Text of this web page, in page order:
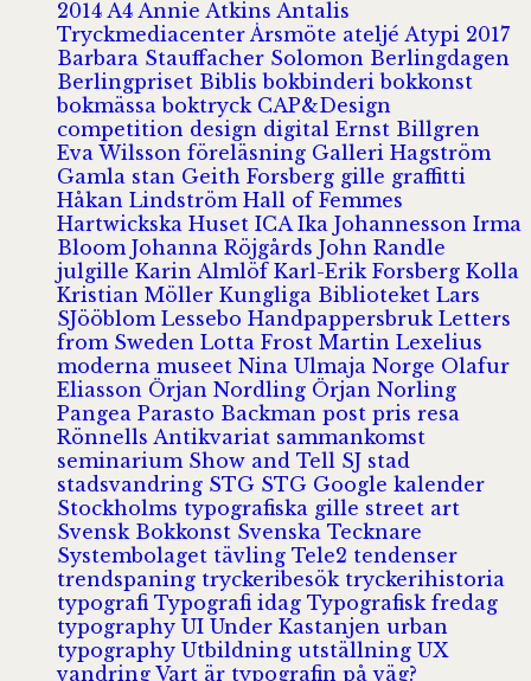
2014 A4 Annie Atkins Antalis
Tryckmediacenter Årsmöte ateljé Atypi 2017
Barbara Stauffacher Solomon Berlingdagen
Berlingpriset Biblisbokbinderibokkonst
bokmässaboktryck CAP&Design
competition design digital Ernst Billgren
Eva Wilsson föreläsning Galleri Hagström
Gamla stan Geith Forsberg gille graffitti
Håkan Lindström Hall of Femmes
Hartwickska Huset ICA Ika Johannesson Irma
Bloom Johanna Röjgårds John Randle
julgille Karin Almlöf Karl-Erik Forsberg Kolla
Kristian Möller Kungliga Biblioteket Lars
SJööblom Lessebo Handpappersbruk Letters
from Sweden Lotta Frost Martin Lexelius
moderna museet Nina Ulmaja Norge Olafur
Eliasson Örjan Nordling Örjan Norling
Pangea Parasto Backman post pris resa
Rönnells Antikvariat sammankomst
seminarium Show and Tell SJ stad
stadsvandring STG STG Google kalender
Stockholms typografiska gille street art
Svensk Bokkonst Svenska Tecknare
Systembolaget tävling Tele2 tendenser
trendspaning tryckeribesök tryckerihistoria
typografi Typografi idag Typografisk fredag
typography UI Under Kastanjen urban
typography Utbildning utställning UX
vandring Vart är typografin på väg?